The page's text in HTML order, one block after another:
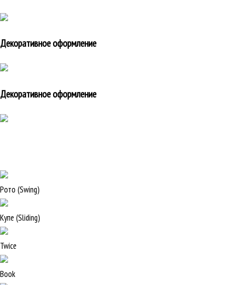
Декоративное оформление
Декоративное оформление
Рото (Swing)
Купе (Sliding)
Twice
Book